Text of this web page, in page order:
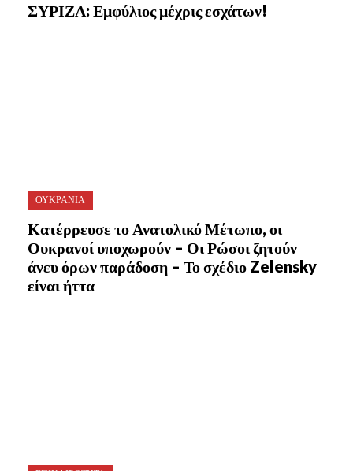
ΣΥΡΙΖΑ: Εμφύλιος μέχρις εσχάτων!
ΟΥΚΡΑΝΙΑ
Κατέρρευσε το Ανατολικό Μέτωπο, οι
Ουκρανοί υποχωρούν – Οι Ρώσοι ζητούν
άνευ όρων παράδοση – Το σχέδιο Zelensky
είναι ήττα